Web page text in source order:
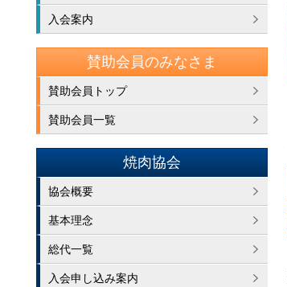
入会案内
賛助会員のみなさま
賛助会員トップ
賛助会員一覧
焼肉協会
協会概要
基本理念
総代一覧
入会申し込み案内